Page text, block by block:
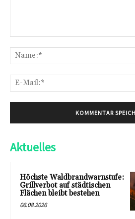
Aktuelles
Höchste Waldbrandwarnstufe:
Grillverbot auf städtischen
Flächen bleibt bestehen
06.08.2026